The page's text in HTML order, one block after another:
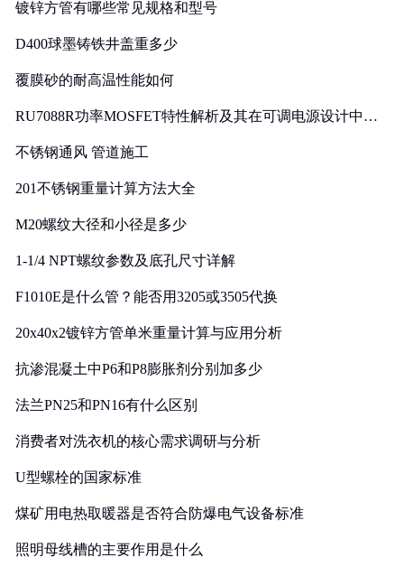
镀锌方管有哪些常见规格和型号
D400球墨铸铁井盖重多少
覆膜砂的耐高温性能如何
RU7088R功率MOSFET特性解析及其在可调电源设计中的
不锈钢通风 管道施工
201不锈钢重量计算方法大全
M20螺纹大径和小径是多少
1-1/4 NPT螺纹参数及底孔尺寸详解
F1010E是什么管？能否用3205或3505代换
20x40x2镀锌方管单米重量计算与应用分析
抗渗混凝土中P6和P8膨胀剂分别加多少
法兰PN25和PN16有什么区别
消费者对洗衣机的核心需求调研与分析
U型螺栓的国家标准
煤矿用电热取暖器是否符合防爆电气设备标准
照明母线槽的主要作用是什么